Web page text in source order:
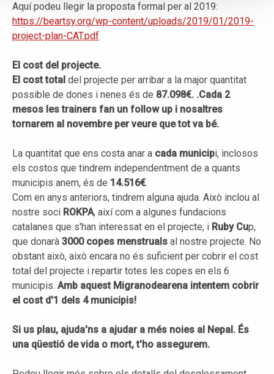
Aquí podeu llegir la proposta formal per al 2019:
https://beartsy.org/wp-content/uploads/2019/01/2019-
project-plan-CAT.pdf
El cost del projecte.
El cost total del projecte per arribar a la major quantitat
possible de dones i nenes és de 87.098€. .Cada 2
mesos les trainers fan un follow up i nosaltres
tornarem al novembre per veure que tot va bé.
La quantitat que ens costa anar a cada municipi, inclosos
els costos que tindrem independentment de a quants
municipis anem, és de 14.516€.
Com en anys anteriors, tindrem alguna ajuda. Això inclou al
nostre soci ROKPA, així com a algunes fundacions
catalanes que s'han interessat en el projecte, i Ruby Cup,
que donarà 3000 copes menstruals al nostre projecte. No
obstant això, això encara no és suficient per cobrir el cost
total del projecte i repartir totes les copes en els 6
municipis. Amb aquest Migranodearena intentem cobrir
el cost d'1 dels 4 municipis!
Si us plau, ajuda'ns a ajudar a més noies al Nepal. És
una qüestió de vida o mort, t'ho assegurem.